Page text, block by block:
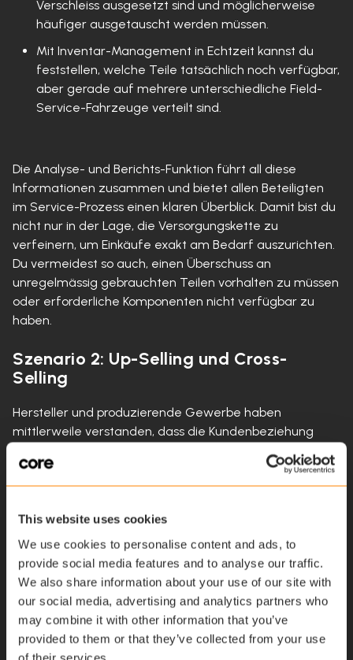
This website uses cookies
We use cookies to personalise content and ads, to
provide social media features and to analyse our traffic.
We also share information about your use of our site with
our social media, advertising and analytics partners who
may combine it with other information that you’ve
provided to them or that they’ve collected from your use
of their services.
Verschleiss ausgesetzt sind und möglicherweise
häufiger ausgetauscht werden müssen.
Mit Inventar-Management in Echtzeit kannst du
feststellen, welche Teile tatsächlich noch verfügbar,
aber gerade auf mehrere unterschiedliche Field-
Service-Fahrzeuge verteilt sind.
Die Analyse- und Berichts-Funktion führt all diese
Informationen zusammen und bietet allen Beteiligten
im Service-Prozess einen klaren Überblick. Damit bist du
nicht nur in der Lage, die Versorgungskette zu
verfeinern, um Einkäufe exakt am Bedarf auszurichten.
Du vermeidest so auch, einen Überschuss an
unregelmässig gebrauchten Teilen vorhalten zu müssen
oder erforderliche Komponenten nicht verfügbar zu
haben.
Szenario 2: Up-Selling und Cross-
Selling
Hersteller und produzierende Gewerbe haben
mittlerweile verstanden, dass die Kundenbeziehung
nicht mit dem Kauf einer Maschine oder eines Geräts
endet. Erfolgreiche Unternehmen haben viel Zeit in die
Entwicklung leistungsstarker Kundenservice-Modelle
Ein umfassendes Wissensmanagement bietet
Service-Technikern alle erforderlichen
Informationen zum Kunden und zur Geräte-Historie.
Damit wird nicht nur eine sofortige Einschätzung der
Situation und die Ausarbeitung einer Lösung
möglich. Der Service-Techniker bekommt zudem